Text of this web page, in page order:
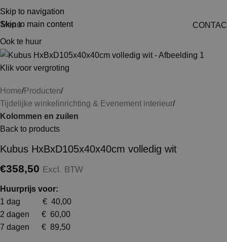
Skip to navigation
Skip to main content
Menu
Ook te huur
Klik voor vergroting
Home Producten
Tijdelijke winkelinrichting & Evenement interieur
Kolommen en zuilen
Back to products
Kubus HxBxD105x40x40cm volledig wit
€358,50 Excl. BTW
Huurprijs voor:
1 dag € 40,00
2 dagen € 60,00
7 dagen € 89,50